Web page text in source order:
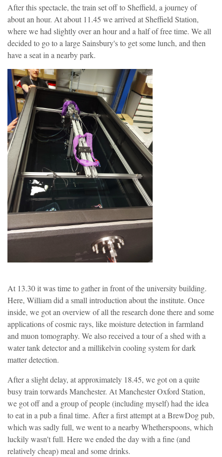
After this spectacle, the train set off to Sheffield, a journey of
about an hour. At about 11.45 we arrived at Sheffield Station,
where we had slightly over an hour and a half of free time. We all
decided to go to a large Sainsbury's to get some lunch, and then
have a seat in a nearby park.
At 13.30 it was time to gather in front of the university building.
Here, William did a small introduction about the institute. Once
inside, we got an overview of all the research done there and some
applications of cosmic rays, like moisture detection in farmland
and muon tomography. We also received a tour of a shed with a
water tank detector and a millikelvin cooling system for dark
matter detection.
After a slight delay, at approximately 18.45, we got on a quite
busy train torwards Manchester. At Manchester Oxford Station,
we got off and a group of people (including myself) had the idea
to eat in a pub a final time. After a first attempt at a BrewDog pub,
which was sadly full, we went to a nearby Whetherspoons, which
luckily wasn't full. Here we ended the day with a fine (and
relatively cheap) meal and some drinks.